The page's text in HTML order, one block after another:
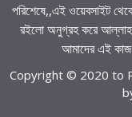
পরিশেষে,,এই ওয়েবসাইট
রইলো অনুগ্রহ করে
আমাদের এই কাজ
Copyright © 2020 to